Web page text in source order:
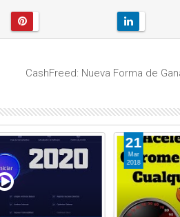
CashFreed: Nueva Forma de
21
Mar
2018